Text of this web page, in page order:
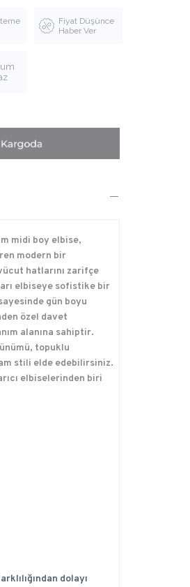
Fiyat Düşünce
Haber Ver
midi boy elbise,
modern bir
hatlarını zarifçe
elbiseye sofistike bir
gün boyu
özel davet
alanına sahiptir.
topuklu
stili elde edebilirsiniz.
elbiselerinden biri
dolayı